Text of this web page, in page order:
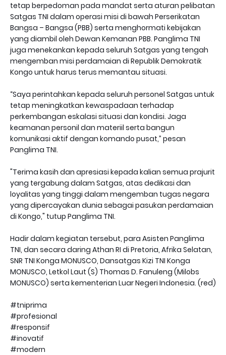
tetap berpedoman pada mandat serta aturan pelibatan
Satgas TNI dalam operasi misi di bawah Perserikatan
Bangsa – Bangsa (PBB) serta menghormati kebijakan
yang diambil oleh Dewan Kemanan PBB. Panglima TNI
juga menekankan kepada seluruh Satgas yang tengah
mengemban misi perdamaian di Republik Demokratik
Kongo untuk harus terus memantau situasi.
“Saya perintahkan kepada seluruh personel Satgas untuk
tetap meningkatkan kewaspadaan terhadap
perkembangan eskalasi situasi dan kondisi. Jaga
keamanan personil dan materiil serta bangun
komunikasi aktif dengan komando pusat,” pesan
Panglima TNI.
"Terima kasih dan apresiasi kepada kalian semua prajurit
yang tergabung dalam Satgas, atas dedikasi dan
loyalitas yang tinggi dalam mengemban tugas negara
yang dipercayakan dunia sebagai pasukan perdamaian
di Kongo," tutup Panglima TNI.
Hadir dalam kegiatan tersebut, para Asisten Panglima
TNI, dan secara daring Athan RI di Pretoria, Afrika Selatan,
SNR TNI Konga MONUSCO, Dansatgas Kizi TNI Konga
MONUSCO, Letkol Laut (S) Thomas D. Fanuleng (Milobs
MONUSCO) serta kementerian Luar Negeri Indonesia. (red)
#tniprima
#profesional
#responsif
#inovatif
#modern